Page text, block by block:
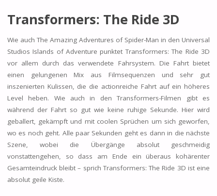
Transformers: The Ride 3D
Wie auch The Amazing Adventures of Spider-Man in den Universal
Studios Islands of Adventure punktet Transformers: The Ride 3D
vor allem durch das verwendete Fahrsystem. Die Fahrt bietet
einen gelungenen Mix aus Filmsequenzen und sehr gut
inszenierten Kulissen, die die actionreiche Fahrt auf ein höheres
Level heben. Wie auch in den Transformers-Filmen gibt es
während der Fahrt so gut wie keine ruhige Sekunde. Hier wird
geballert, gekämpft und mit coolen Sprüchen um sich geworfen,
wo es noch geht. Alle paar Sekunden geht es dann in die nächste
Szene, wobei die Übergänge absolut geschmeidig
vonstattengehen, so dass am Ende ein überaus kohärenter
Gesamteindruck bleibt – sprich Transformers: The Ride 3D ist eine
absolut geile Kiste.